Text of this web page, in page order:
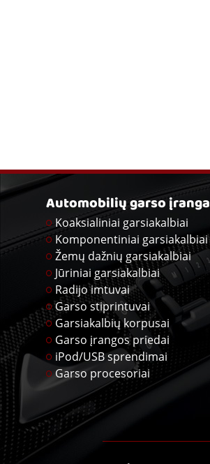
Automobilių garso įranga
Koaksialiniai garsiakalbiai
Komponentiniai garsiakalbiai
Žemų dažnių garsiakalbiai
Jūriniai garsiakalbiai
Radijo imtuvai
Garso stiprintuvai
Garsiakalbių korpusai
Garso įrangos priedai
iPod/USB sprendimai
Garso procesoriai